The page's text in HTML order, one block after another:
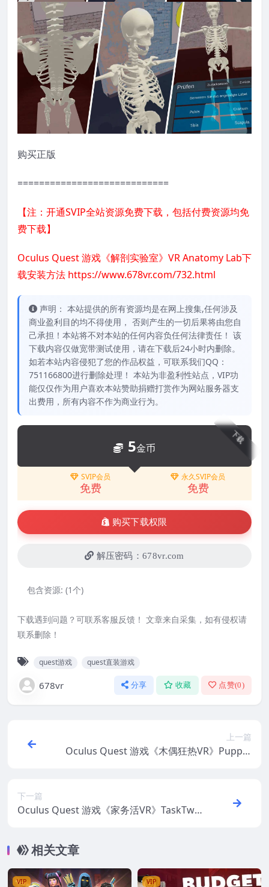
购买正版
============================
【注：开通SVIP全站资源免费下载，包括付费资源均免
费下载】
Oculus Quest 游戏《解剖实验室》VR Anatomy Lab下
载安装方法 https://www.678vr.com/732.html
声明： 本站提供的所有资源均是在网上搜集,任何涉及
商业盈利目的均不得使用， 否则产生的一切后果将由您自
己承担！本站将不对本站的任何内容负任何法律责任！ 该
下载内容仅做宽带测试使用，请在下载后24小时内删除。
如若本站内容侵犯了您的作品权益，可联系我们QQ：
751166800进行删除处理！ 本站为非盈利性站点，VIP功
能仅仅作为用户喜欢本站赞助捐赠打赏作为网站服务器支
出费用，所有内容不作为商业行为。
下载
5金币
SVIP会员
免费
永久SVIP会员
免费
购买下载权限
解压密码：678vr.com
包含资源: (1个)
下载遇到问题？可联系客服反馈！ 文章来自采集，如有侵权请
联系删除！
quest游戏 quest直装游戏
678vr 分享 收藏 点赞(0)
上一篇
Oculus Quest 游戏《木偶狂热VR》Puppet
下一篇
Oculus Quest 游戏《家务活VR》TaskTwis
相关文章
VIP VIP